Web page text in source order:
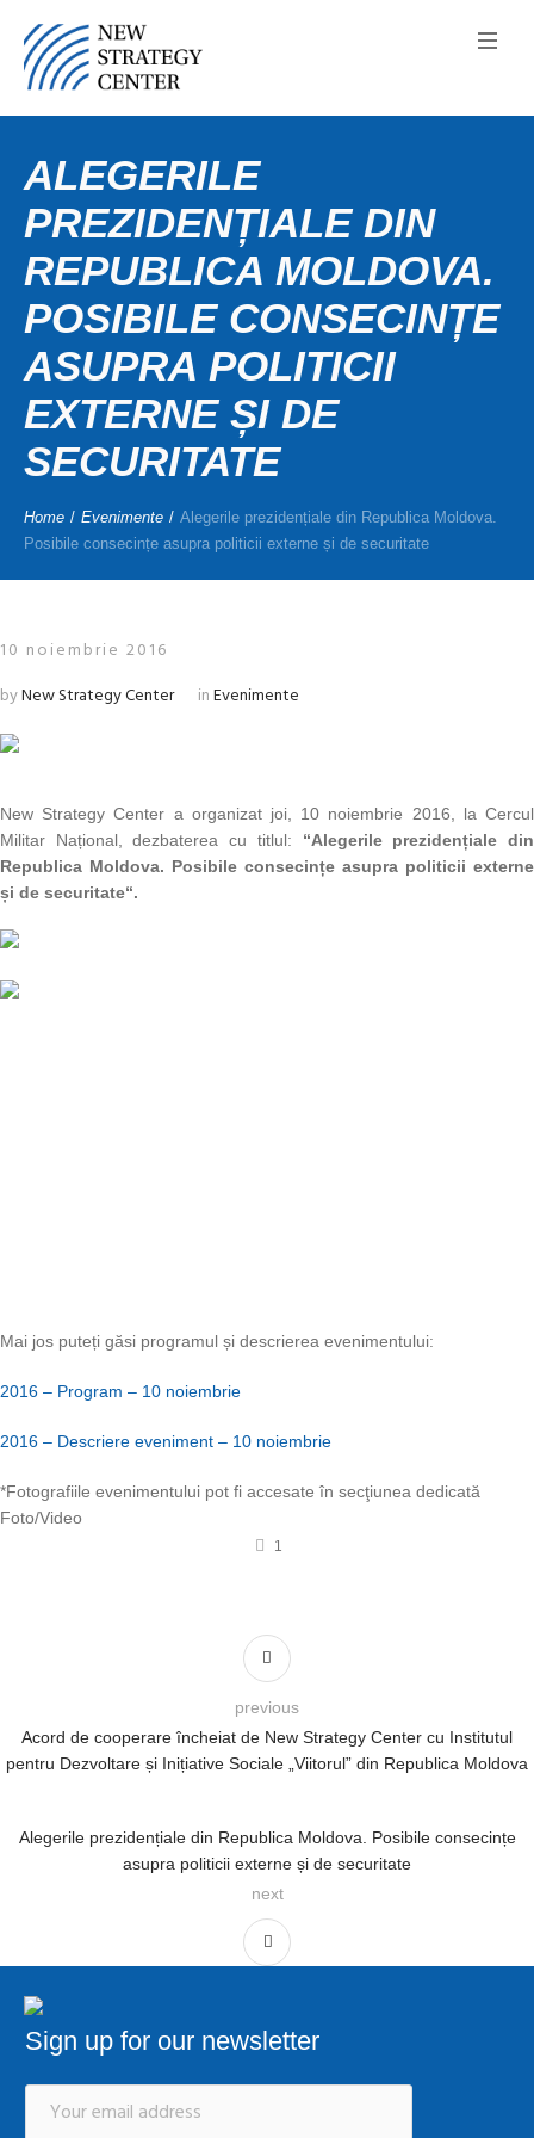
ALEGERILE
PREZIDENȚIALE DIN
REPUBLICA MOLDOVA.
POSIBILE CONSECINȚE
ASUPRA POLITICII
EXTERNE ȘI DE
SECURITATE
Home / Evenimente / Alegerile prezidențiale din Republica Moldova.
Posibile consecințe asupra politicii externe și de securitate
10 noiembrie 2016
byNew Strategy Center inEvenimente
New Strategy Center a organizat joi, 10 noiembrie 2016, la Cercul
Militar Național, dezbaterea cu titlul: “Alegerile prezidențiale din
Republica Moldova. Posibile consecințe asupra politicii externe
și de securitate“.
Mai jos puteți găsi programul și descrierea evenimentului:
2016 – Program – 10 noiembrie
2016 – Descriere eveniment – 10 noiembrie
*Fotografiile evenimentului pot fi accesate în secţiunea dedicată
Foto/Video
1
Acord de cooperare încheiat de New Strategy Center cu Institutul
pentru Dezvoltare și Inițiative Sociale „Viitorul” din Republica Moldova
previous
Alegerile prezidențiale din Republica Moldova. Posibile consecințe
asupra politicii externe și de securitate
next
Sign up for our newsletter